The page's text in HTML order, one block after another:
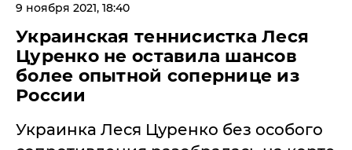
9 ноября 2021, 18:40
Украинская теннисистка Леся
Цуренко не оставила шансов
более опытной сопернице из
России
Украинка Леся Цуренко без особого